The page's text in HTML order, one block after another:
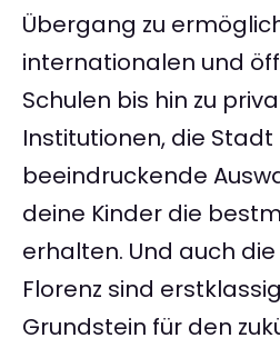
Übergang zu
internationalen und
Schulen bis hin zu
Institutionen, die
beeindruckende
deine Kinder die
erhalten. Und auch
Florenz sind
Grundstein für den